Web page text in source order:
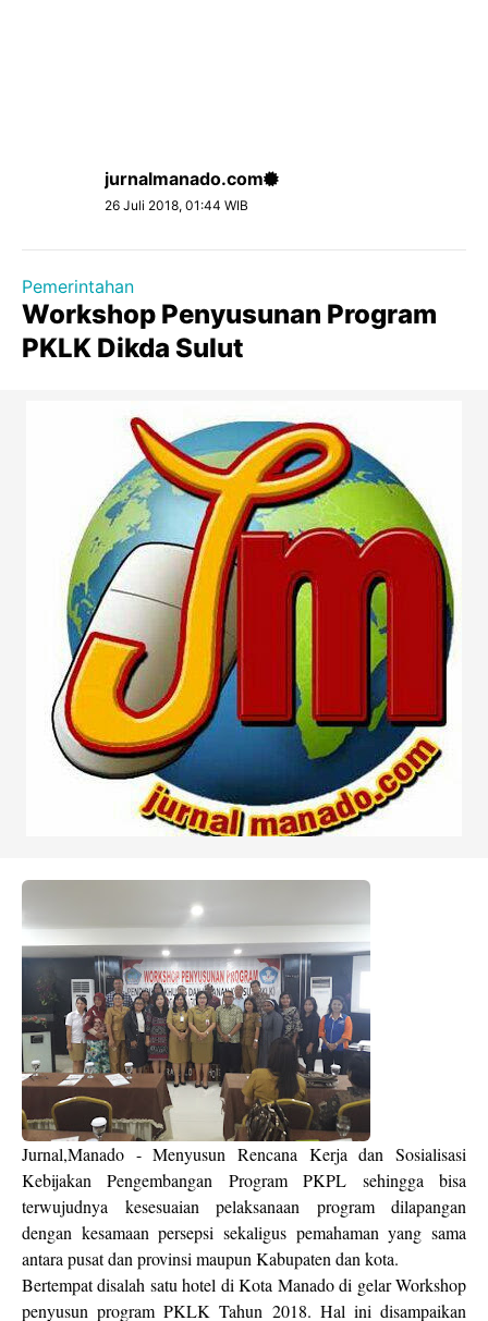
jurnalmanado.com
26 Juli 2018, 01:44 WIB
Pemerintahan
Workshop Penyusunan Program
PKLK Dikda Sulut
Jurnal,Manado - Menyusun Rencana Kerja dan Sosialisasi
Kebijakan Pengembangan Program PKPL sehingga bisa
terwujudnya kesesuaian pelaksanaan program dilapangan
dengan kesamaan persepsi sekaligus pemahaman yang sama
antara pusat dan provinsi maupun Kabupaten dan kota.
Bertempat disalah satu hotel di Kota Manado di gelar Workshop
penyusun program PKLK Tahun 2018. Hal ini disampaikan